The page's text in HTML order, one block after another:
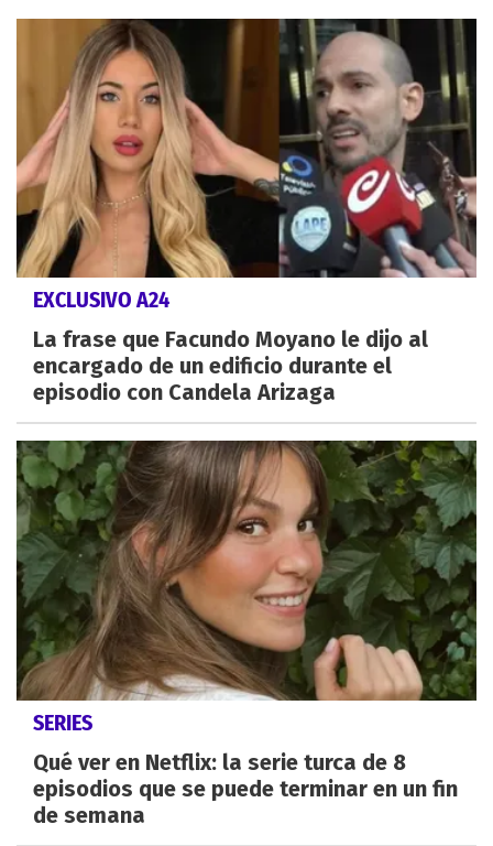
EXCLUSIVO A24
La frase que Facundo Moyano le dijo al
encargado de un edificio durante el
episodio con Candela Arizaga
SERIES
Qué ver en Netflix: la serie turca de 8
episodios que se puede terminar en un fin
de semana